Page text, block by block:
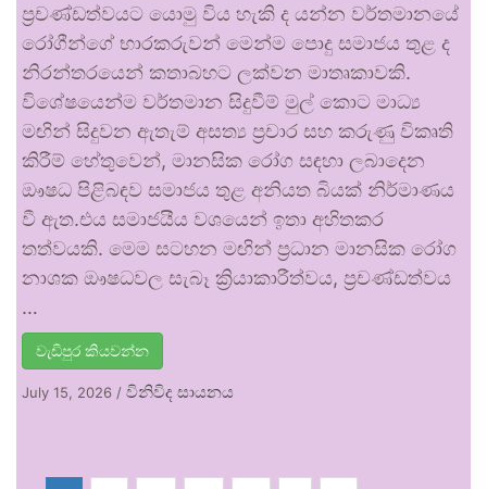
ප්‍රචණ්ඩත්වයට යොමු විය හැකි ද යන්න වර්තමානයේ
රෝගීන්ගේ භාරකරුවන් මෙන්ම පොදු සමාජය තුළ ද
නිරන්තරයෙන් කතාබහට ලක්වන මාතෘකාවකි.
විශේෂයෙන්ම වර්තමාන සිදුවීම් මුල් කොට මාධ්‍ය
මඟින් සිදුවන ඇතැම් අසත්‍ය ප්‍රචාර සහ කරුණු විකෘති
කිරීම් හේතුවෙන්, මානසික රෝග සඳහා ලබාදෙන
ඖෂධ පිළිබඳව සමාජය තුළ අනියත බියක් නිර්මාණය
වී ඇත.එය සමාජයීය වශයෙන් ඉතා අහිතකර
තත්වයකි. මෙම සටහන මඟින් ප්‍රධාන මානසික රෝග
නාශක ඖෂධවල සැබෑ ක්‍රියාකාරීත්වය, ප්‍රචණ්ඩත්වය
…
වැඩිපුර කියවන්න
July 15, 2026 / විනිවිද සායනය